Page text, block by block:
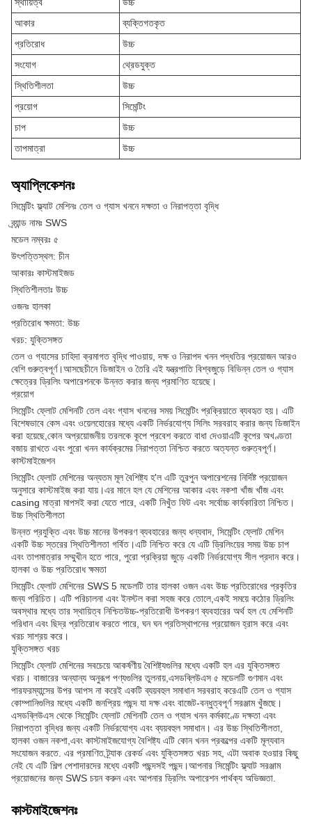
আকার
ব্যক্তিগতকৃত
প্রতিরোধ
উচ্চ
সংযোগ
থ্রেডযুক্ত
স্থিতিশীলতা
উচ্চ
প্রয়োগ
সিমেন্টিং
চাপ
উচ্চ
তাপমাত্রা
উচ্চ
অ্যাপ্লিকেশনঃ
সিমেন্টিং ফ্ল্যাট মেশিনঃ তেল ও গ্যাস খননে দক্ষতা ও নিরাপত্তা বৃদ্ধি
ব্র্যান্ড নামঃ SWS
মডেল নম্বরঃ ৫
উৎপত্তিস্থল: চীন
আকারঃ কাস্টমাইজড
স্থিতিশীলতাঃ উচ্চ
ওজনঃ হালকা
প্রতিরোধ ক্ষমতা: উচ্চ
খরচ: যুক্তিসঙ্গত
তেল ও গ্যাসের চাহিদা ক্রমাগত বৃদ্ধি পাওয়ায়, দক্ষ ও নিরাপদ খনন পদ্ধতির প্রয়োজন আরও
বেশি গুরুত্বপূর্ণ।আসছেচীনে ডিজাইন ও তৈরি এই যন্ত্রপাতি বিশ্বজুড়ে বিভিন্ন তেল ও গ্যাস
ক্ষেত্রের ড্রিলিং অপারেশনকে উন্নত করার জন্য প্রমাণিত হয়েছে।
প্রয়োগ
সিমেন্টিং ফ্লোট মেশিনটি তেল এবং গ্যাস খননের সময় সিমেন্টিং প্রক্রিয়াতে ব্যবহৃত হয়। এটি
বিশেষভাবে কেস এবং ওয়েলহোরের মধ্যে একটি নির্ভরযোগ্য সিলিং সরবরাহ করার জন্য ডিজাইন
করা হয়েছে,কোন অপ্রয়োজনীয় তরলকে কূপে প্রবেশ করতে বাধা দেওয়াএটি কূপের অখণ্ডতা
বজায় রাখতে এবং পুরো খনন কার্যক্রমের নিরাপত্তা নিশ্চিত করতে অত্যন্ত গুরুত্বপূর্ণ।
কাস্টমাইজেশন
সিমেন্টিং ফ্লোট মেশিনের অন্যতম মূল বৈশিষ্ট্য হ'ল এটি তুরপুন অপারেশনের নির্দিষ্ট প্রয়োজন
অনুসারে কাস্টমাইজ করা যায়।এর মানে হল যে মেশিনের আকার এবং নকশা খাঁজ খাঁজ এবং
casing মাত্রা মাপসই করা যেতে পারে, একটি নিখুঁত ফিট এবং সর্বোচ্চ কার্যকারিতা নিশ্চিত।
উচ্চ স্থিতিশীলতা
উন্নত প্রযুক্তি এবং উচ্চ মানের উপকরণ ব্যবহারের জন্য ধন্যবাদ, সিমেন্টিং ফ্লোট মেশিন
একটি উচ্চ স্তরের স্থিতিশীলতা গর্বিত।এটি নিশ্চিত করে যে এটি ড্রিলিংয়ের সময় উচ্চ চাপ
এবং তাপমাত্রার সম্মুখীন হতে পারে, পুরো প্রক্রিয়া জুড়ে একটি নির্ভরযোগ্য সীল প্রদান করে।
হালকা ও উচ্চ প্রতিরোধ ক্ষমতা
সিমেন্টিং ফ্লোট মেশিনের SWS 5 মডেলটি তার হালকা ওজন এবং উচ্চ প্রতিরোধের প্রকৃতির
জন্য পরিচিত। এটি পরিচালনা এবং ইনস্টল করা সহজ করে তোলে,একই সময়ে কঠোর ড্রিলিং
অবস্থার মধ্যে তার স্থায়িত্ব নিশ্চিতউচ্চ-প্রতিরোধী উপকরণ ব্যবহারের অর্থ হল যে মেশিনটি
পরিধান এবং ছিদ্র প্রতিরোধ করতে পারে, ঘন ঘন প্রতিস্থাপনের প্রয়োজন হ্রাস করে এবং
খরচ সাশ্রয় করে।
যুক্তিসঙ্গত খরচ
সিমেন্টিং ফ্লোট মেশিনের সবচেয়ে আকর্ষণীয় বৈশিষ্ট্যগুলির মধ্যে একটি হল এর যুক্তিসঙ্গত
খরচ। বাজারের অন্যান্য অনুরূপ পণ্যগুলির তুলনায়,এসডব্লিউএস ৫ মডেলটি গুণমান এবং
পারফরম্যান্সের উপর আপস না করেই একটি ব্যয়বহুল সমাধান সরবরাহ করেএটি তেল ও গ্যাস
কোম্পানিগুলির মধ্যে একটি জনপ্রিয় পছন্দ যা দক্ষ এবং বাজেট-বন্ধুত্বপূর্ণ সরঞ্জাম খুঁজছে।
এসডব্লিউএস থেকে সিমেন্টিং ফ্লোট মেশিনটি তেল ও গ্যাস খনন কর্মকাণ্ডে দক্ষতা এবং
নিরাপত্তা বৃদ্ধির জন্য একটি নির্ভরযোগ্য এবং ব্যয়বহুল সমাধান। এর উচ্চ স্থিতিশীলতা,
হালকা ওজন নকশা,এবং কাস্টমাইজযোগ্য বৈশিষ্ট্য এটি কোন খনন প্রকল্পের একটি মূল্যবান
সংযোজন করতে. এর প্রমাণিত ট্র্যাক রেকর্ড এবং যুক্তিসঙ্গত খরচ সহ, এটা অবাক হওয়ার কিছু
নেই যে এটি শিল্প পেশাদারদের মধ্যে একটি পছন্দসই পছন্দ।আপনার সিমেন্টিং ফ্ল্যাট সরঞ্জাম
প্রয়োজনের জন্য SWS চয়ন করুন এবং আপনার ড্রিলিং অপারেশন পার্থক্য অভিজ্ঞতা.
কাস্টমাইজেশনঃ